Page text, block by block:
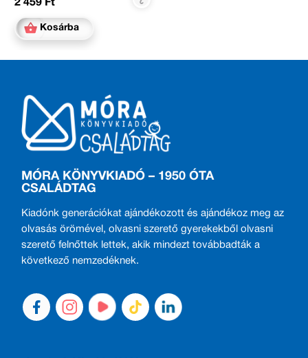
2 459 Ft
Kosárba
MÓRA KÖNYVKIADÓ – 1950 ÓTA
CSALÁDTAG
Kiadónk generációkat ajándékozott és ajándékoz meg az
olvasás örömével, olvasni szerető gyerekekből olvasni
szerető felnőttek lettek, akik mindezt továbbadták a
következő nemzedéknek.